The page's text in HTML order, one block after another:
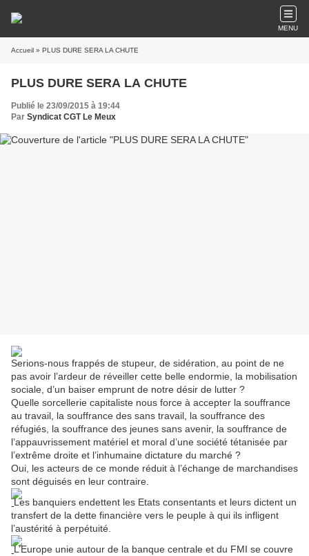
MENU
Accueil » PLUS DURE SERA LA CHUTE
PLUS DURE SERA LA CHUTE
Publié le 23/09/2015 à 19:44
Par Syndicat CGT Le Meux
Serions-nous frappés de stupeur, de sidération, au point de ne
pas avoir l’ardeur de réveiller cette belle endormie, la mobilisation
sociale, d’un baiser emprunt de notre désir de lutter ?
Quelle sorcellerie capitaliste nous force à accepter la souffrance
au travail, la souffrance des sans travail, la souffrance des
réfugiés, la souffrance des jeunes sans avenir, la souffrance de
l’appauvrissement matériel et moral d’une société tétanisée par
l’extrême droite et l’inhumaine dictature du marché ?
Oui, les acteurs de ce monde réduit à l’échange de marchandises
sont déguisés en leur contraire.
Les banquiers endettent les Etats consentants et leurs dictent un
transfert de la dette financière vers le peuple à qui ils infligent
l’austérité à perpétuité.
L’Europe unie autour de la banque centrale et du FMI se couvre